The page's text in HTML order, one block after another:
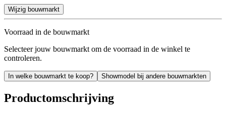
Wijzig bouwmarkt
Voorraad in de bouwmarkt
Selecteer jouw bouwmarkt om de voorraad in de winkel te
controleren.
In welke bouwmarkt te koop? Showmodel bij andere bouwmarkten
Productomschrijving